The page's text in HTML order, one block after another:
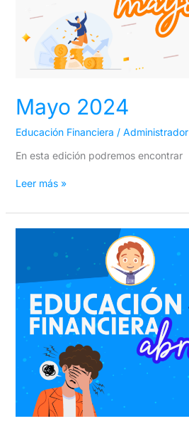
Mayo 2024
Educación Financiera / Administrador
En esta edición podremos encontrar
Leer más »